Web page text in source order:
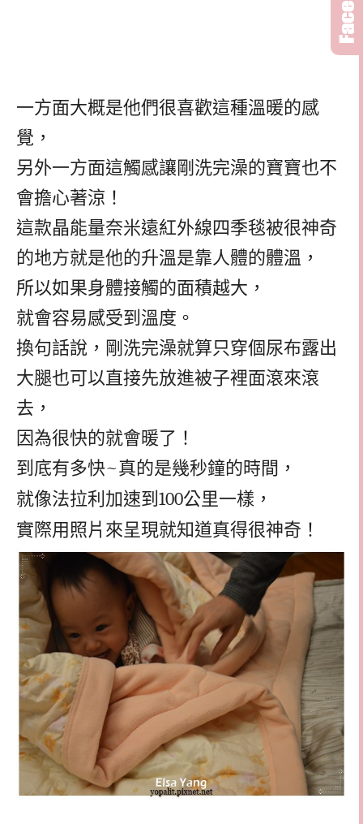
一方面大概是他們很喜歡這種溫暖的感
覺，
另外一方面這觸感讓剛洗完澡的寶寶也不
會擔心著涼！
這款晶能量奈米遠紅外線四季毯被很神奇
的地方就是他的升溫是靠人體的體溫，
所以如果身體接觸的面積越大，
就會容易感受到溫度。
換句話說，剛洗完澡就算只穿個尿布露出
大腿也可以直接先放進被子裡面滾來滾
去，
因為很快的就會暖了！
到底有多快~真的是幾秒鐘的時間，
就像法拉利加速到 100公里一樣，
實際用照片來呈現就知道真得很神奇！